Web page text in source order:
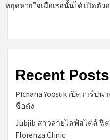
หยุดหายใจเมื่อเธอนั้นได้ เปิดตัวอ
Recent Posts
Pichana Yoosuk เปิดวาร์ป
ชื่อดัง
Jubjib สาวสายไลฟ์สไตล์ ฟิ
Florenza Clinic